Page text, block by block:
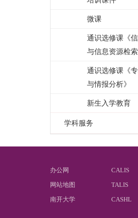
微课
通识选修课《
与信息资源检索
通识选修课《
与情报分析》
新生入学教育
学科服务
办公网
网站地图
南开大学
CALIS
TALIS
CASHL